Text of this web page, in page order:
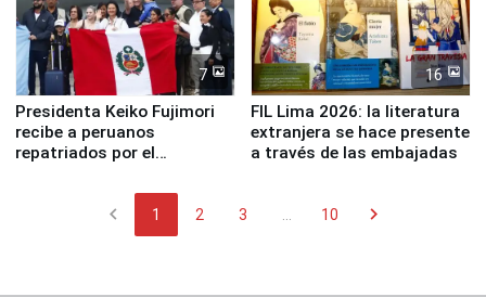
7
Presidenta Keiko Fujimori
recibe a peruanos
repatriados por el
16
FIL Lima 2026: la literatura
extranjera se hace presente
a través de las embajadas
chevron_left 1 2 3 10 chevron_right